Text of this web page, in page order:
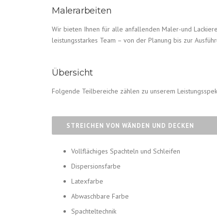
Malerarbeiten
Wir bieten Ihnen für alle anfallenden Maler-und
leistungsstarkes Team – von der Planung bis zur
Übersicht
Folgende Teilbereiche zählen zu unserem
STREICHEN VON WÄNDEN UND DECKEN
Vollflächiges Spachteln und Schleifen
Dispersionsfarbe
Latexfarbe
Abwaschbare Farbe
Spachteltechnik